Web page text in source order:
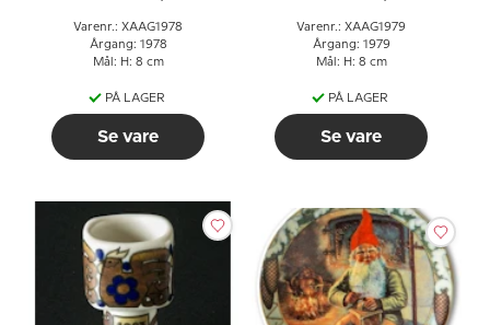
Varenr.: XAAG1978
Årgang: 1978
Mål: H: 8 cm
PÅ LAGER
Se vare
Varenr.: XAAG1979
Årgang: 1979
Mål: H: 8 cm
PÅ LAGER
Se vare